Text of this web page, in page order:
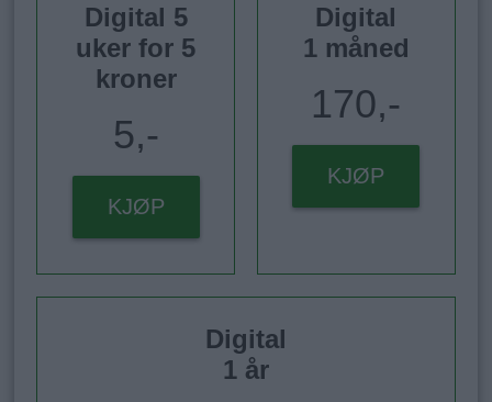
Digital 5
uker for 5
kroner
5,-
KJØP
Digital
1 måned
170,-
KJØP
Digital
1 år